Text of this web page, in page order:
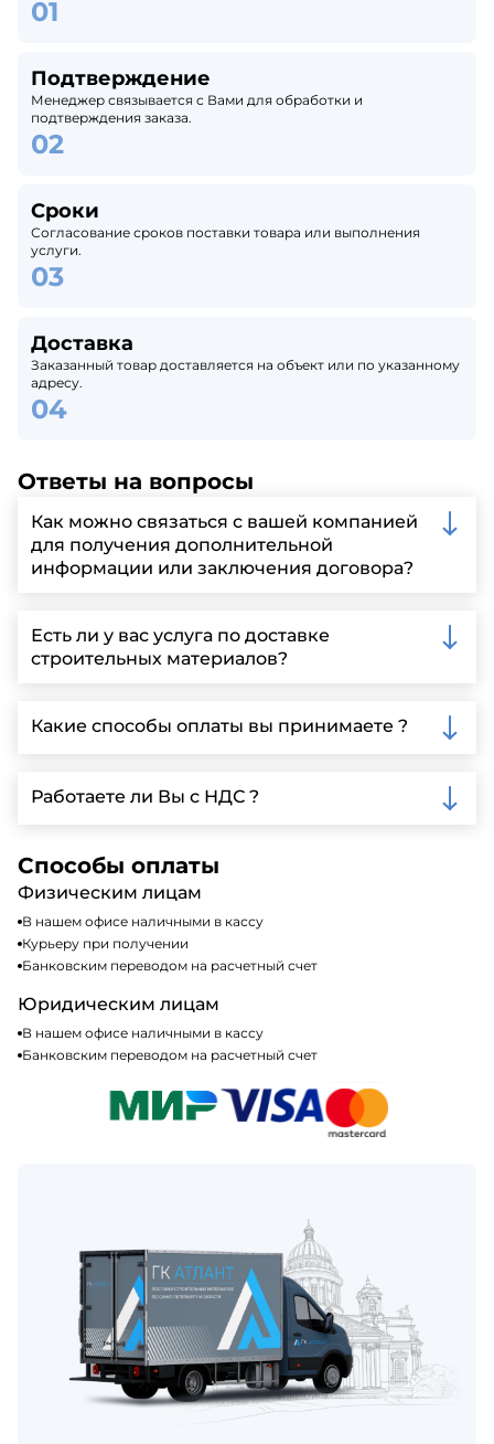
Подтверждение
Менеджер связывается с Вами для обработки и
подтверждения заказа.
Сроки
Согласование сроков поставки товара или выполнения
услуги.
Доставка
Заказанный товар доставляется на объект или по указанному
адресу.
Ответы на вопросы
Как можно связаться с вашей компанией
для получения дополнительной
информации или заключения договора?
запрос через нашу официальную почту или
заполнить форму на нашем сайте для более
детальной информации и организации встречи.
Есть ли у вас услуга по доставке
строительных материалов?
Ленинградской области, у нас собственный
автопарк, для обеспечения быстрой и надежной
Какие способы оплаты вы принимаете ?
включая наличные, банковские переводы,
кредитные карты. Подробную информацию о
Работаете ли Вы с НДС ?
налогообложения, т.е с НДС 20%
Способы оплаты
Физическим лицам
В нашем офисе наличными в кассу
Курьеру при получении
Банковским переводом на расчетный счет
Юридическим лицам
В нашем офисе наличными в кассу
Банковским переводом на расчетный счет